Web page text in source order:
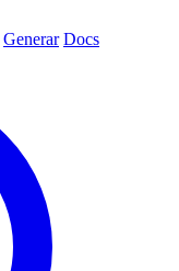
Generar Docs